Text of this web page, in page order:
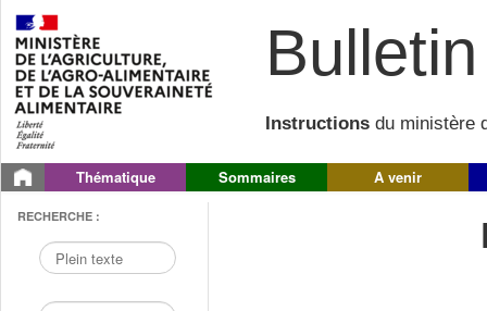
Instructions du ministère
Thématique Sommaires A venir
RECHERCHE :